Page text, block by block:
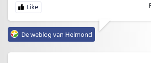
De weblog van Helmond